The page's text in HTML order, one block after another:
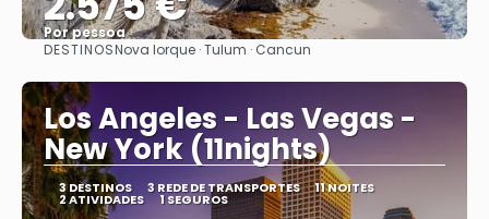
Por pessoa
Vejo
DESTINOSNova Iorque · Tulum · Cancun
Los Angeles - Las Vegas -
New York (11nights)
3 DESTINOS 3 REDE DE TRANSPORTES 11 NOITES
2 ATIVIDADES 1 SEGUROS